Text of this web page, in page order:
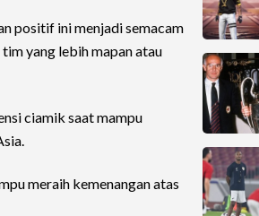
positif ini menjadi semacam
yang lebih mapan atau
ciamik saat mampu
meraih kemenangan atas